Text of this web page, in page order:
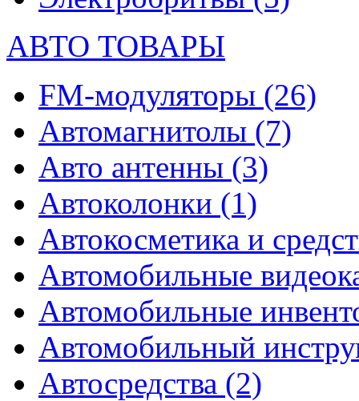
АВТО ТОВАРЫ
FM-модуляторы (26)
Автомагнитолы (7)
Авто антенны (3)
Автоколонки (1)
Автокосметика и
Автомобильные
Автомобильные
Автомобильный
Автосредства (2)